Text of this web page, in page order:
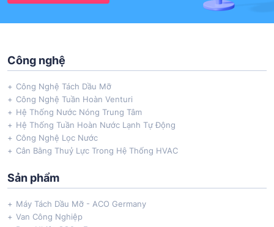
Công nghệ
Công Nghệ Tách Dầu Mỡ
Công Nghệ Tuần Hoàn Venturi
Hệ Thống Nước Nóng Trung Tâm
Hệ Thống Tuần Hoàn Nước Lạnh Tự Động
Công Nghệ Lọc Nước
Cân Bằng Thuỷ Lực Trong Hệ Thống HVAC
Sản phẩm
Máy Tách Dầu Mỡ - ACO Germany
Van Công Nghiệp